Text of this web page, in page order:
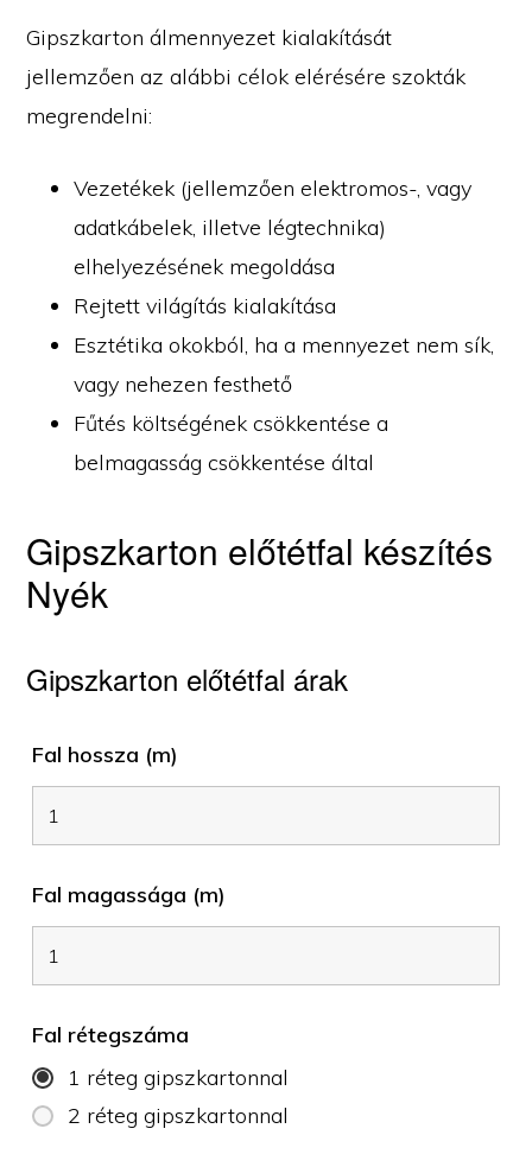
Gipszkarton álmennyezet kialakítását
jellemzően az alábbi célok elérésére szokták
megrendelni:
Vezetékek (jellemzően elektromos-, vagy
adatkábelek, illetve légtechnika)
elhelyezésének megoldása
Rejtett világítás kialakítása
Esztétika okokból, ha a mennyezet nem sík,
vagy nehezen festhető
Fűtés költségének csökkentése a
belmagasság csökkentése által
Gipszkarton előtétfal készítés
Nyék
Gipszkarton előtétfal árak
Fal hossza (m)
Fal magassága (m)
Fal rétegszáma
1 réteg gipszkartonnal
2 réteg gipszkartonnal